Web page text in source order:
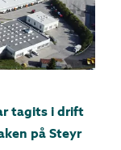
tagits i drift
på Steyr